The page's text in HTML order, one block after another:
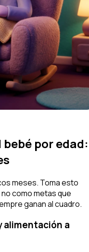
por edad:
meses. Toma esto
como metas que
ganan al cuadro.
alimentación a